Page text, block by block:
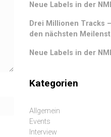
Neue Labels in der
Drei Millionen Tracks
den nächsten
Neue Labels in der
Kategorien
Allgemein
Events
Interview